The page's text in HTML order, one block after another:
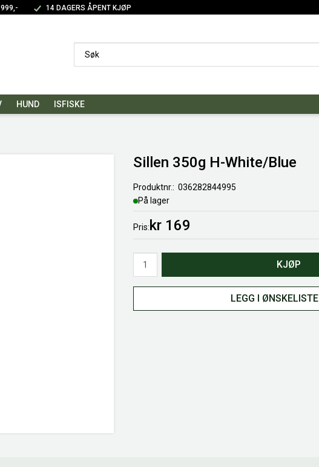
999,- 14 DAGERS ÅPENT KJØP
HUND ISFISKE
Sillen 350g H-White/Blue
Produktnr.
036282844995
På lager
Pris kr 169
KJØP
LEGG I ØNSKELISTE